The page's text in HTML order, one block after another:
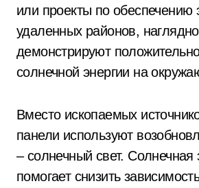
или проекты по обеспечению
удаленных районов, наглядно
демонстрируют
солнечной энергии на
Вместо ископаемых
панели используют
– солнечный свет. Солнечная
помогает снизить